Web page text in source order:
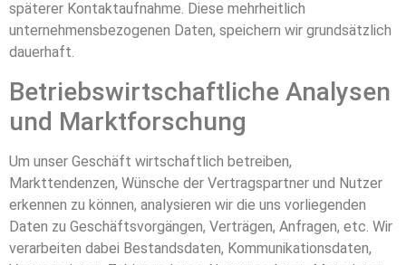
späterer Kontaktaufnahme. Diese mehrheitlich
unternehmensbezogenen Daten, speichern wir grundsätzlich
dauerhaft.
Betriebswirtschaftliche Analysen
und Marktforschung
Um unser Geschäft wirtschaftlich betreiben,
Markttendenzen, Wünsche der Vertragspartner und Nutzer
erkennen zu können, analysieren wir die uns vorliegenden
Daten zu Geschäftsvorgängen, Verträgen, Anfragen, etc. Wir
verarbeiten dabei Bestandsdaten, Kommunikationsdaten,